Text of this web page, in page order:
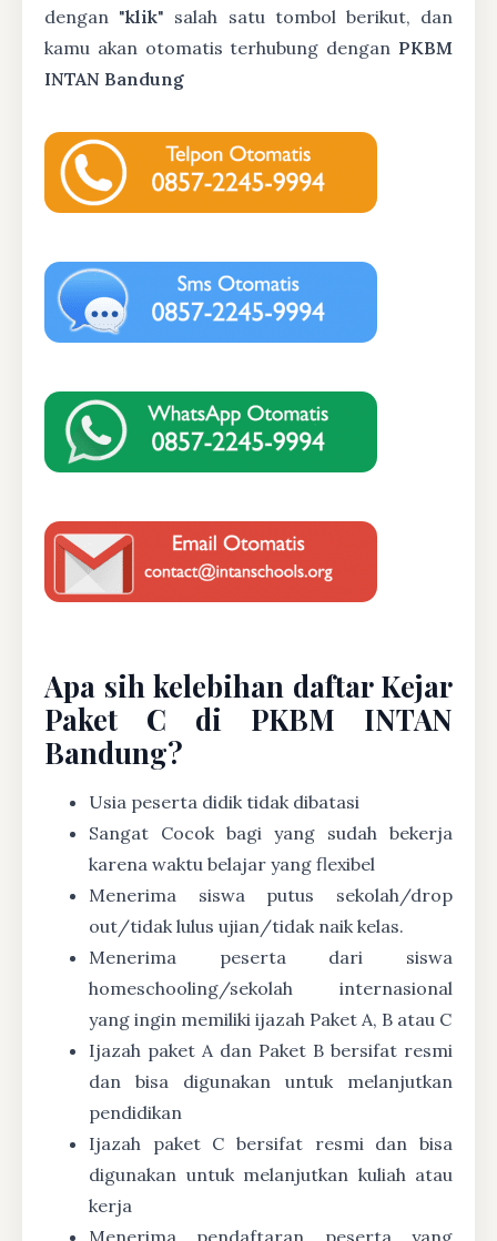
dengan "klik" salah satu tombol berikut, dan
kamu akan otomatis terhubung dengan PKBM
INTAN Bandung
Apa sih kelebihan daftar Kejar
Paket C di PKBM INTAN
Bandung?
Usia peserta didik tidak dibatasi
Sangat Cocok bagi yang sudah bekerja
karena waktu belajar yang flexibel
Menerima siswa putus sekolah/drop
out/tidak lulus ujian/tidak naik kelas.
Menerima peserta dari siswa
homeschooling/sekolah internasional
yang ingin memiliki ijazah Paket A, B atau C
Ijazah paket A dan Paket B bersifat resmi
dan bisa digunakan untuk melanjutkan
pendidikan
Ijazah paket C bersifat resmi dan bisa
digunakan untuk melanjutkan kuliah atau
kerja
Menerima pendaftaran peserta yang